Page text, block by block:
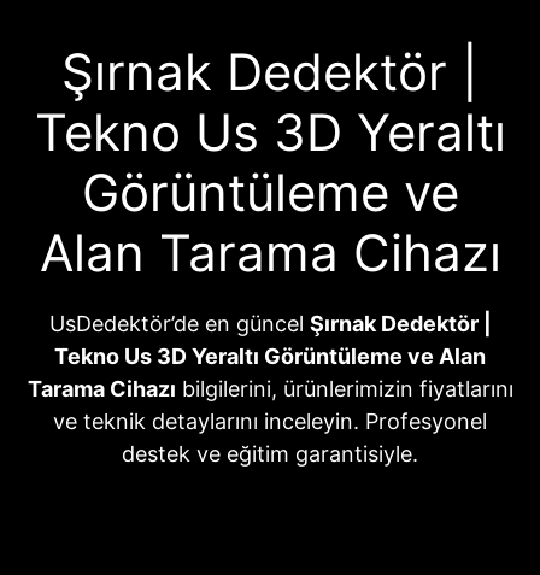
Şırnak Dedektör |
Tekno Us 3D Yeraltı
Görüntüleme ve
Alan Tarama Cihazı
UsDedektör’de en güncel Şırnak Dedektör |
Tekno Us 3D Yeraltı Görüntüleme ve Alan
Tarama Cihazı bilgilerini, ürünlerimizin fiyatlarını
ve teknik detaylarını inceleyin. Profesyonel
destek ve eğitim garantisiyle.